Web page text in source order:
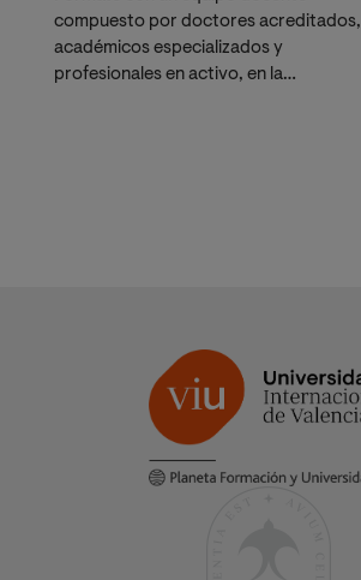
compuesto por doctores acreditados,
académicos especializados y
profesionales en activo, en la